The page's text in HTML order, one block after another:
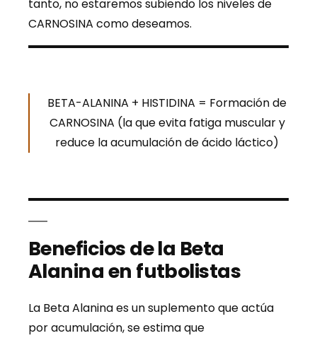
tanto, no estaremos subiendo los niveles de
CARNOSINA como deseamos.
BETA-ALANINA + HISTIDINA = Formación de
CARNOSINA (la que evita fatiga muscular y
reduce la acumulación de ácido láctico)
Beneficios de la Beta
Alanina en futbolistas
La Beta Alanina es un suplemento que actúa
por acumulación, se estima que